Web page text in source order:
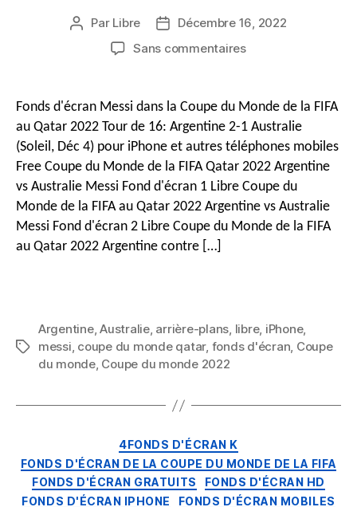
Auteur
message
Par Libre
DateDécembre 16, 2022
Sans commentairessur
Fonds
d'écran
HD
Messi
pour
iPhone
&
Téléchargement
du
Monde
contre
Australie)
Fonds d'écran Messi dans la Coupe du Monde de la FIFA
au Qatar 2022 Tour de 16: Argentine 2-1 Australie
(Soleil, Déc 4) pour iPhone et autres téléphones mobiles
Free Coupe du Monde de la FIFA Qatar 2022 Argentine
vs Australie Messi Fond d'écran 1 Libre Coupe du
Monde de la FIFA au Qatar 2022 Argentine vs Australie
Messi Fond d'écran 2 Libre Coupe du Monde de la FIFA
au Qatar 2022 Argentine contre […]
Mots
Argentine,Australie, arrière-plans, libre, iPhone,
messi, coupe du monde qatar, fonds d'écran, Coupe
du monde, Coupe du monde 2022
Catégories
4FONDS D'ÉCRAN K
FONDS D'ÉCRAN DE LA COUPE DU MONDE DE LA FIFA
FONDS D'ÉCRAN GRATUITS
FONDS D'ÉCRAN HD
FONDS D'ÉCRAN IPHONE
FONDS D'ÉCRAN MOBILES